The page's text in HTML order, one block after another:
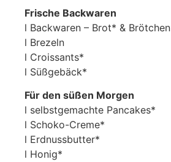
Frische Backwaren
l Backwaren – Brot* & Brötchen
l Brezeln
l Croissants*
l Süßgebäck*
Für den süßen Morgen
l selbstgemachte Pancakes*
l Schoko-Creme*
l Erdnussbutter*
l Honig*